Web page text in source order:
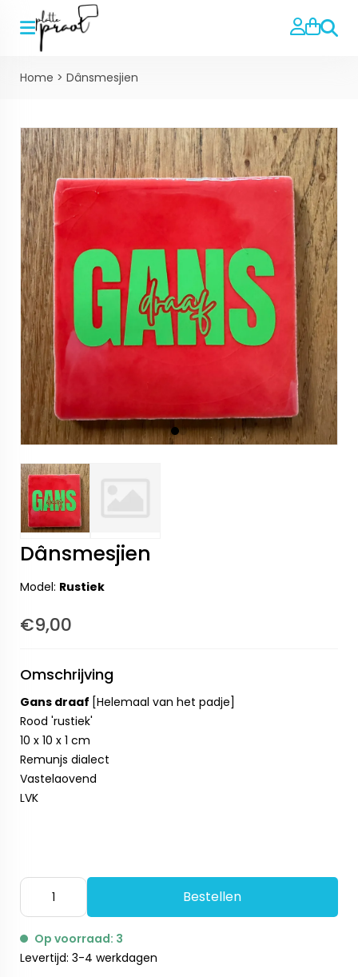
Home > Dânsmesjien
Dânsmesjien
Model: Rustiek
€9,00
Omschrijving
Gans draaf [Helemaal van het padje]
Rood 'rustiek'
10 x 10 x 1 cm
Remunjs dialect
Vastelaovend
LVK
Bestellen
Op voorraad: 3
Levertijd: 3-4 werkdagen